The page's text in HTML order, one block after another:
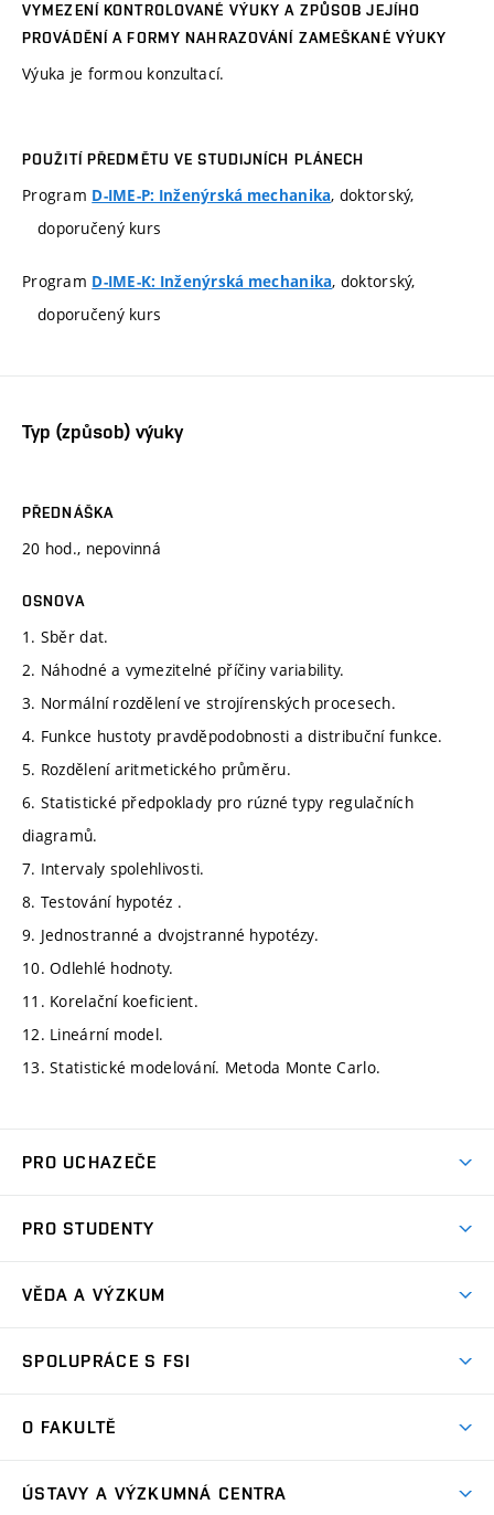
VYMEZENÍ KONTROLOVANÉ VÝUKY A ZPŮSOB JEJÍHO
PROVÁDĚNÍ A FORMY NAHRAZOVÁNÍ ZAMEŠKANÉ VÝUKY
Výuka je formou konzultací.
POUŽITÍ PŘEDMĚTU VE STUDIJNÍCH PLÁNECH
Program D-IME-P: Inženýrská mechanika, doktorský,
doporučený kurs
Program D-IME-K: Inženýrská mechanika, doktorský,
doporučený kurs
Typ (způsob) výuky
PŘEDNÁŠKA
20 hod., nepovinná
OSNOVA
1. Sběr dat.
2. Náhodné a vymezitelné příčiny variability.
3. Normální rozdělení ve strojírenských procesech.
4. Funkce hustoty pravděpodobnosti a distribuční funkce.
5. Rozdělení aritmetického průměru.
6. Statistické předpoklady pro rúzné typy regulačních
diagramů.
7. Intervaly spolehlivosti.
8. Testování hypotéz .
9. Jednostranné a dvojstranné hypotézy.
10. Odlehlé hodnoty.
11. Korelační koeficient.
12. Lineární model.
13. Statistické modelování. Metoda Monte Carlo.
PRO UCHAZEČE
Ambasadoři studia
Zápisy
Mobilní aplikace
PRO STUDENTY
Studijní předpisy
Pro prváky
VĚDA A VÝZKUM
Oblasti výzkumu
Podpora projektů
SPOLUPRÁCE S FSI
Nejvýznamnější partneři
O FAKULTĚ
ÚSTAVY A VÝZKUMNÁ CENTRA